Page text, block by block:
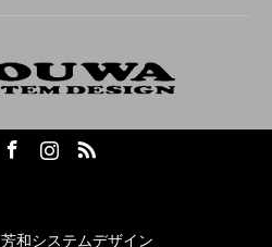
芳和システムデザイン